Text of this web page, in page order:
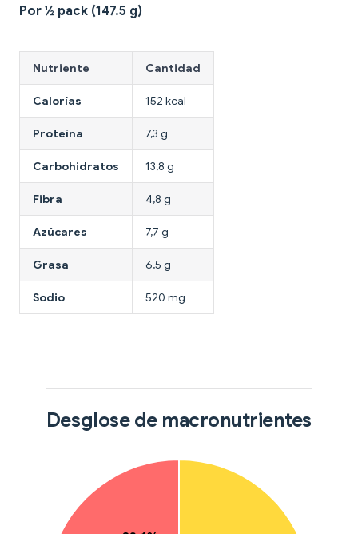
Por ½ pack (147.5 g)
Nutriente Cantidad
Calorías 152 kcal
Proteína 7,3 g
Carbohidratos 13,8 g
Fibra 4,8 g
Azúcares 7,7 g
Grasa 6,5 g
Sodio 520 mg
Desglose de macronutrientes